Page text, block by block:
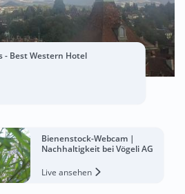
- Best Western Hotel
Bienenstock-Webcam |
Nachhaltigkeit bei Vögeli AG
Live ansehen